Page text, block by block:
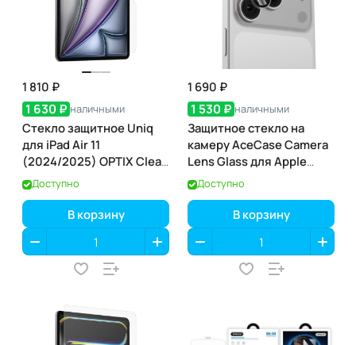
1 810 ₽
1 630 ₽ наличными
Стекло защитное Uniq
для iPad Air 11
(2024/2025) OPTIX Clear
(+installer)
Доступно
В корзину
1 690 ₽
1 530 ₽ наличными
Защитное стекло на
камеру AceCase Camera
Lens Glass для Apple
iPhone 17 Pro / 17 Pro Max
Доступно
В корзину